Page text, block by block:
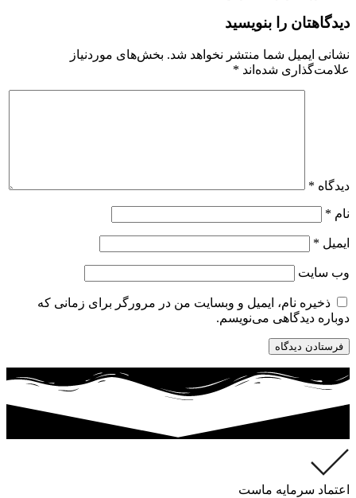
دیدگاهتان را بنویسید
نشانی ایمیل شما منتشر نخواهد شد. بخش‌های موردنیاز
علامت‌گذاری شده‌اند *
دیدگاه *
نام *
ایمیل *
وب‌ سایت
ذخیره نام، ایمیل و وبسایت من در مرورگر برای زمانی که
دوباره دیدگاهی می‌نویسم.
اعتماد سرمایه ماست